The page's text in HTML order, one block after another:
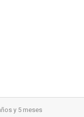
y 5 meses